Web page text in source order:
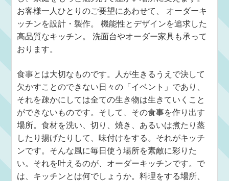
お客様一人ひとりのご要望にあわせて、 オーダーキ
ッチンを設計・製作。 機能性とデザインを追求した
高品質なキッチン。 洗面台やオーダー家具も承って
おります。
食事とは大切なものです。人が生きるうえで決して
欠かすことのできない日々の「イベント」であり、
それを疎かにしては全ての生き物は生きていくこと
ができないものです。そして、その食事を作り出す
場所。食材を洗い、切り、焼き、あるいは煮たり蒸
したり揚げたりして、味付けをする。それがキッチ
ンです。そんな風に毎日使う場所を素敵に彩りた
い。それを叶えるのが、オーダーキッチンです。で
は、キッチンとは何でしょうか。料理をする場所、